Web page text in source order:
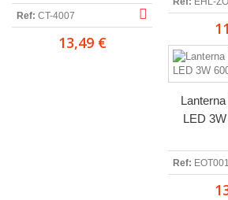
Ref: CT-4007
13,49 €
LED
Ref: EOT001